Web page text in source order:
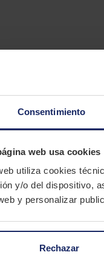
Consentimiento
web usa cookies
utiliza cookies
y/o del dispositivo,
y personalizar
Rechazar
BATTLAX TH01
BRIDGESTONE